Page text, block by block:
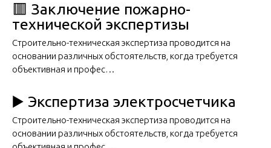
🟥 Заключение пожарно-
технической экспертизы
Строительно-техническая экспертиза проводится на
основании различных обстоятельств, когда требуется
объективная и профес…
▶️ Экспертиза электросчетчика
Строительно-техническая экспертиза проводится на
основании различных обстоятельств, когда требуется